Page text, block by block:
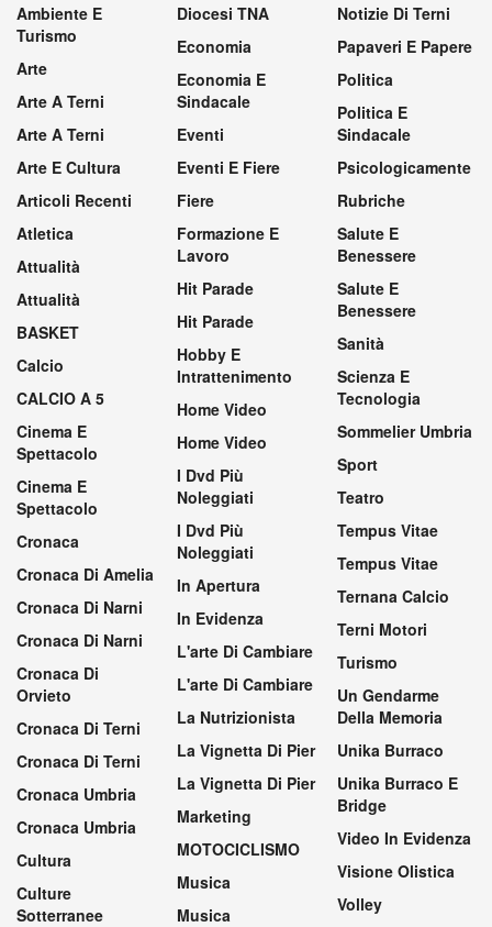
Ambiente E
Turismo
Arte
Arte A Terni
Arte A Terni
Arte E Cultura
Articoli Recenti
Atletica
Attualità
Attualità
BASKET
Calcio
CALCIO A 5
Cinema E
Spettacolo
Cinema E
Spettacolo
Cronaca
Cronaca Di Amelia
Cronaca Di Narni
Cronaca Di Narni
Cronaca Di
Orvieto
Cronaca Di Terni
Cronaca Di Terni
Cronaca Umbria
Cronaca Umbria
Cultura
Culture
Sotterranee
Diocesi TNA
Economia
Economia E
Sindacale
Eventi
Eventi E Fiere
Fiere
Formazione E
Lavoro
Hit Parade
Hit Parade
Hobby E
Intrattenimento
Home Video
Home Video
I Dvd Più
Noleggiati
I Dvd Più
Noleggiati
In Apertura
In Evidenza
L'arte Di Cambiare
L'arte Di Cambiare
La Nutrizionista
La Vignetta Di Pier
La Vignetta Di Pier
Marketing
MOTOCICLISMO
Musica
Musica
Notizie Di Terni
Papaveri E Papere
Politica
Politica E
Sindacale
Psicologicamente
Rubriche
Salute E
Benessere
Salute E
Benessere
Sanità
Scienza E
Tecnologia
Sommelier Umbria
Sport
Teatro
Tempus Vitae
Tempus Vitae
Ternana Calcio
Terni Motori
Turismo
Un Gendarme
Della Memoria
Unika Burraco
Unika Burraco E
Bridge
Video In Evidenza
Visione Olistica
Volley